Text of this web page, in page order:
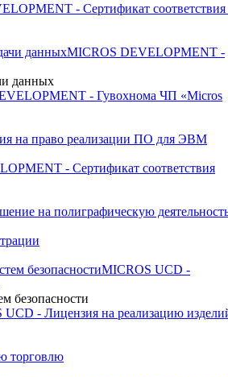
- Сертификат соответствия
MICROS DEVELOPMENT -
данных
- Гувохнома ЧП «Micros
на право реализации ПО для ЭВМ
- Сертификат соответствия
на полиграфическую
MICROS UCD -
безопасности
UCD - Лицензия на реализацию
торговлю